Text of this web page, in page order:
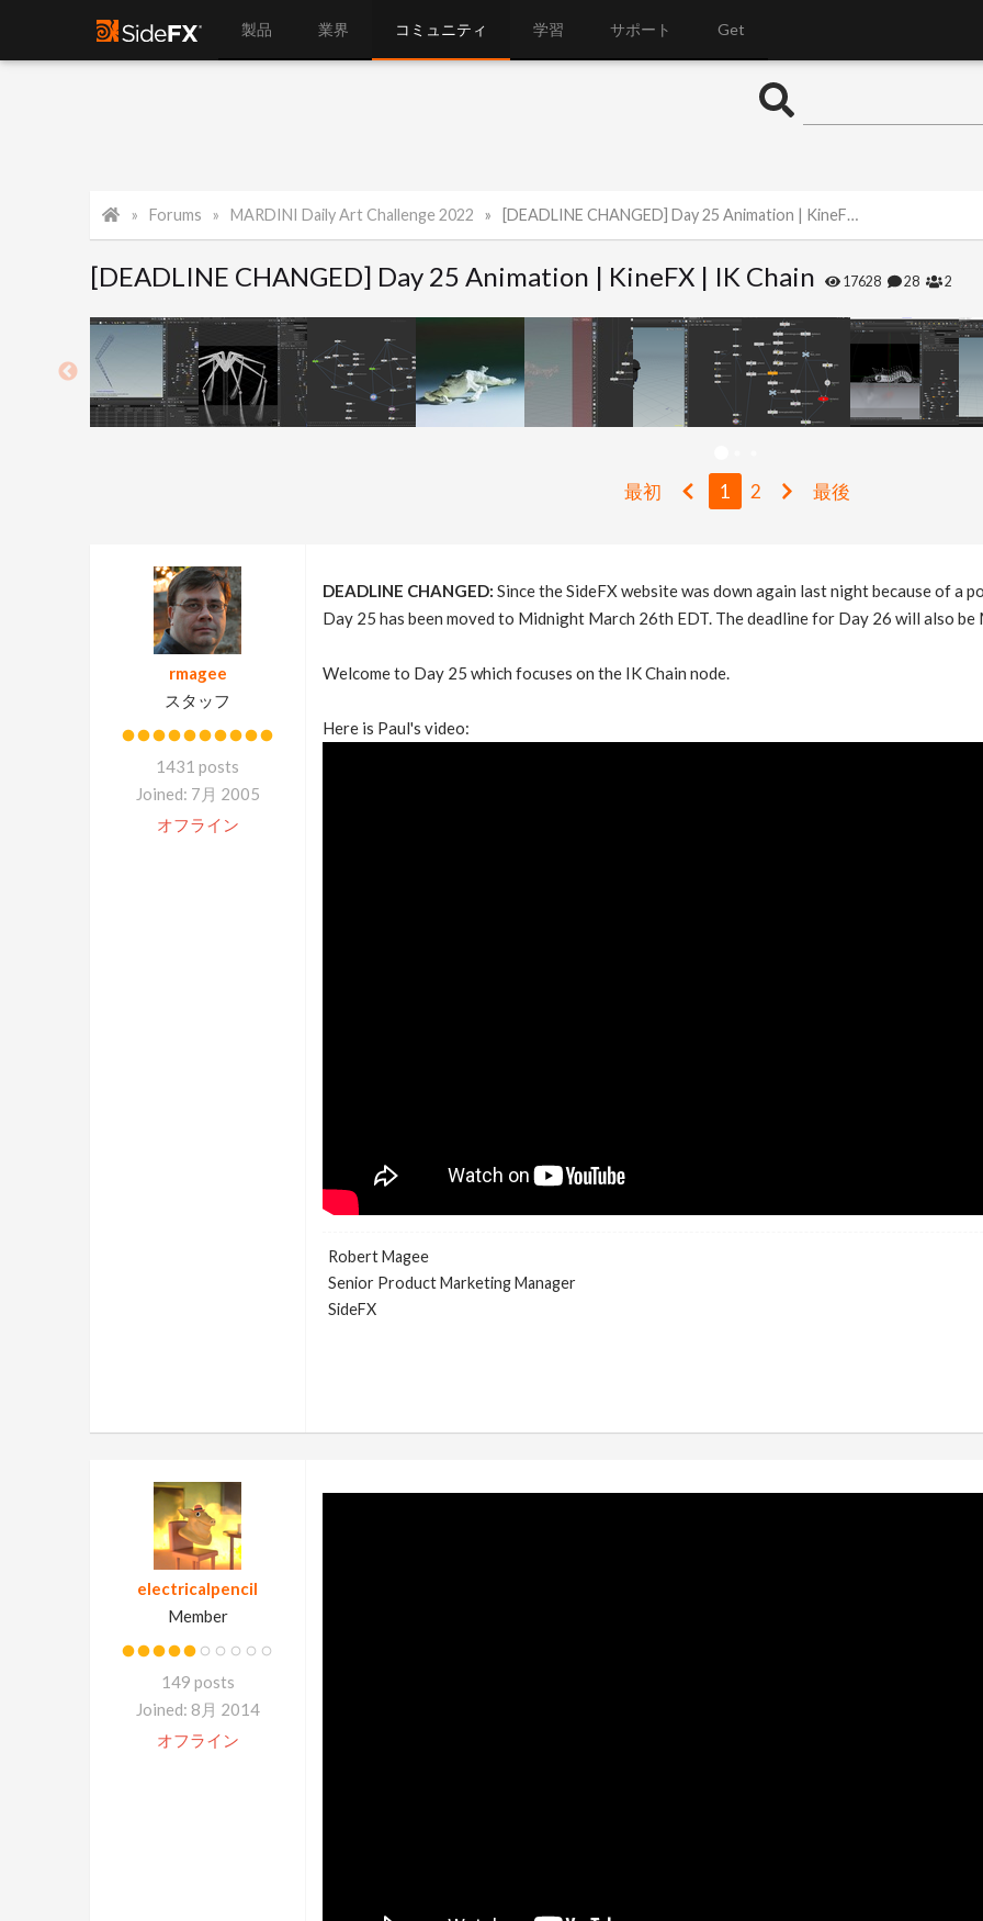
製品 業界 コミュニティ 学習 サポート Get
Forums MARDINI Daily Art Challenge 2022 [DEADLINE CHANGED] Day 25 Animation | KineFX | IK Chain
[DEADLINE CHANGED] Day 25 Animation | KineFX | IK Chain 17628 28 2
最初 1 2 最後
rmagee
スタッフ
1431 posts
Joined: 7月 2005
オフライン
DEADLINE CHANGED: Since the SideFX website was down again last night because of a
Day 25 has been moved to Midnight March 26th EDT. The deadline for Day 26 will also
Welcome to Day 25 which focuses on the IK Chain node.
Here is Paul's video:
Robert Magee
Senior Product Marketing Manager
SideFX
electricalpencil
Member
149 posts
Joined: 8月 2014
オフライン